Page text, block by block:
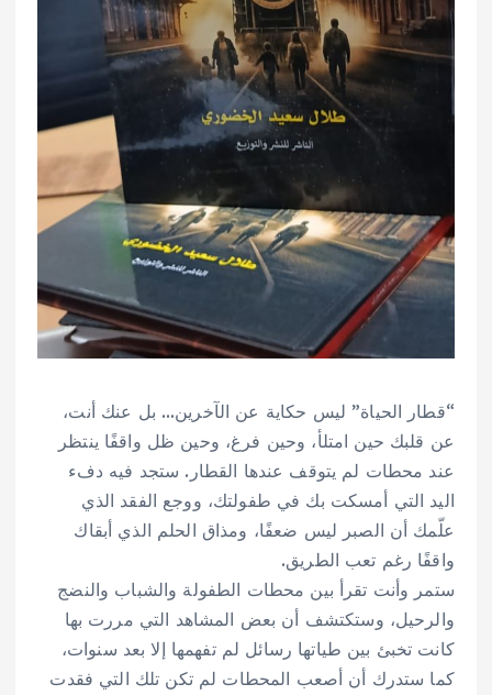
“قطار الحياة” ليس حكاية عن الآخرين… بل عنك أنت،
عن قلبك حين امتلأ، وحين فرغ، وحين ظل واقفًا ينتظر
عند محطات لم يتوقف عندها القطار. ستجد فيه دفء
اليد التي أمسكت بك في طفولتك، ووجع الفقد الذي
علّمك أن الصبر ليس ضعفًا، ومذاق الحلم الذي أبقاك
واقفًا رغم تعب الطريق.
ستمر وأنت تقرأ بين محطات الطفولة والشباب والنضج
والرحيل، وستكتشف أن بعض المشاهد التي مررت بها
كانت تخبئ بين طياتها رسائل لم تفهمها إلا بعد سنوات،
كما ستدرك أن أصعب المحطات لم تكن تلك التي فقدت